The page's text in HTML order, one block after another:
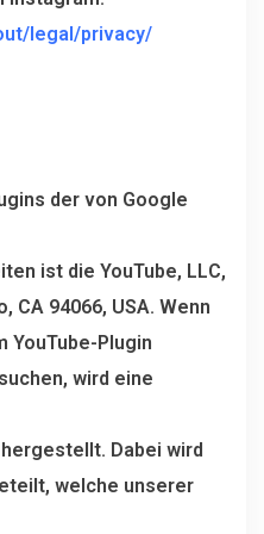
legal/privacy/
der von Google
ist die YouTube, LLC,
CA 94066, USA. Wenn
YouTube-Plugin
wird eine
Dabei wird
welche unserer